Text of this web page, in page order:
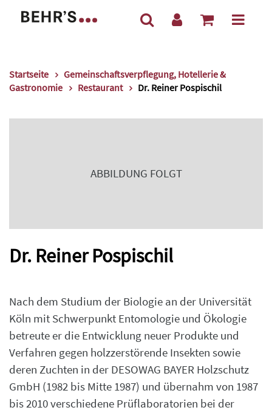
Startseite
Gemeinschaftsverpflegung, Hotellerie &
Gastronomie
Restaurant Dr. Reiner Pospischil
ABBILDUNG FOLGT
Dr. Reiner Pospischil
Nach dem Studium der Biologie an der Universität
Köln mit Schwerpunkt Entomologie und Ökologie
betreute er die Entwicklung neuer Produkte und
Verfahren gegen holzzerstörende Insekten sowie
deren Zuchten in der DESOWAG BAYER Holzschutz
GmbH (1982 bis Mitte 1987) und übernahm von 1987
bis 2010 verschiedene Prüflaboratorien bei der